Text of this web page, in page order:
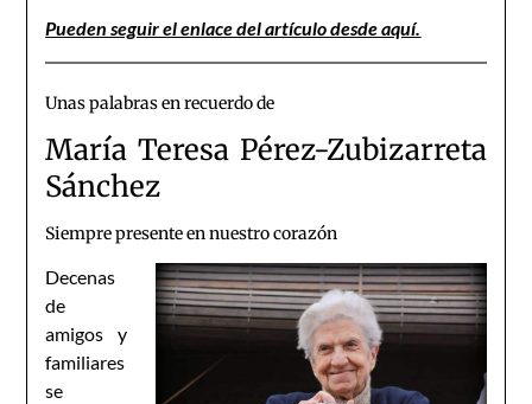
Pueden seguir el enlace del artículo desde aquí.
Unas palabras en recuerdo de
María Teresa Pérez-Zubizarreta
Sánchez
Siempre presente en nuestro corazón
Decenas
de
amigos y
familiares
se